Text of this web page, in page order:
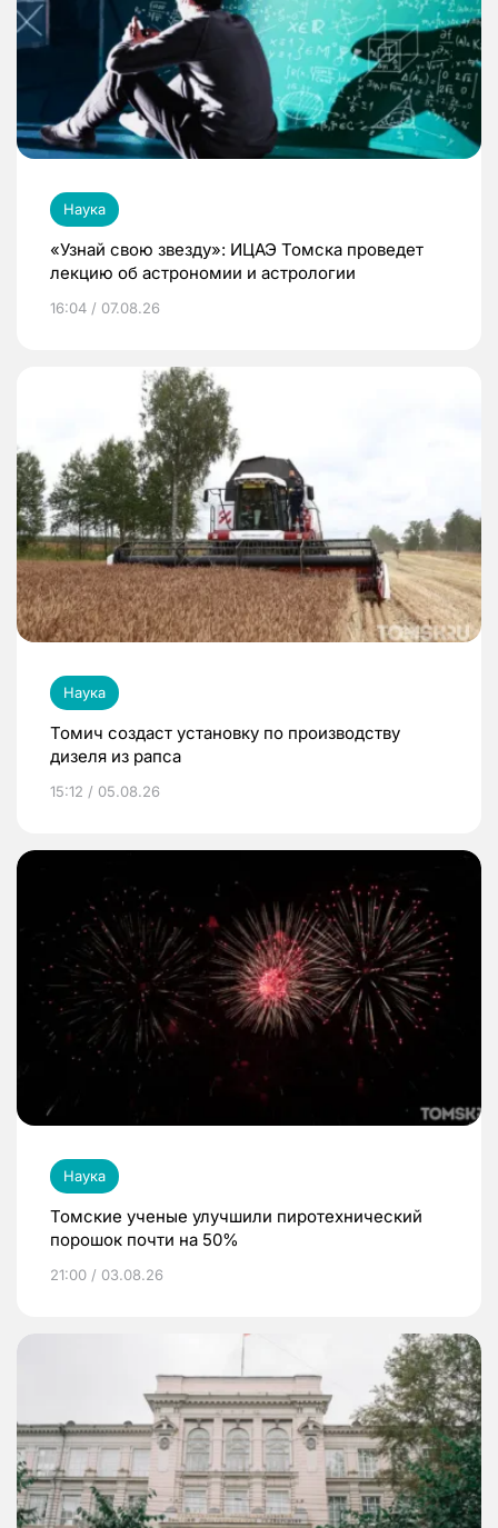
Наука
«Узнай свою звезду»: ИЦАЭ Томска проведет
лекцию об астрономии и астрологии
16:04 / 07.08.26
Наука
Томич создаст установку по производству
дизеля из рапса
15:12 / 05.08.26
Наука
Томские ученые улучшили пиротехнический
порошок почти на 50%
21:00 / 03.08.26